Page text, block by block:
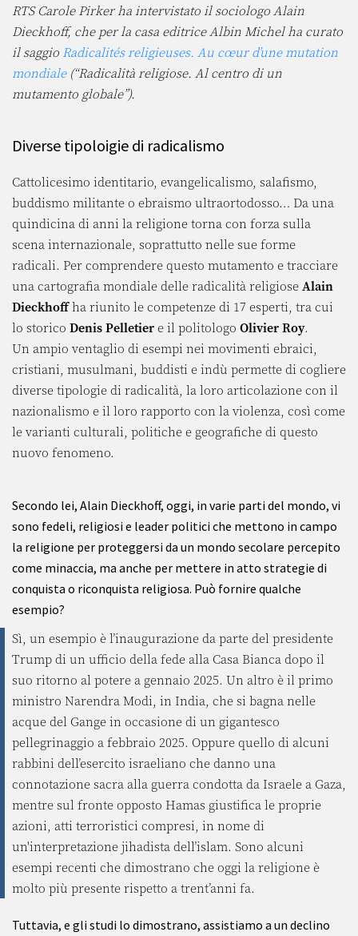
RTS Carole Pirker ha intervistato il sociologo Alain
Dieckhoff, che per la casa editrice Albin Michel ha curato
il saggio Radicalités religieuses. Au cœur d’une mutation
mondiale(“Radicalità religiose. Al centro di un
mutamento globale”).
Diverse tipoloigie di radicalismo
Cattolicesimo identitario, evangelicalismo, salafismo,
buddismo militante o ebraismo ultraortodosso… Da una
quindicina di anni la religione torna con forza sulla
scena internazionale, soprattutto nelle sue forme
radicali. Per comprendere questo mutamento e tracciare
una cartografia mondiale delle radicalità religioseAlain
Dieckhoffha riunito le competenze di 17 esperti, tra cui
lo storico Denis Pelletiere il politologo Olivier Roy.
Un ampio ventaglio di esempi nei movimenti ebraici,
cristiani, musulmani, buddisti e indù permette di cogliere
diverse tipologie di radicalità, la loro articolazione con il
nazionalismo e il loro rapporto con la violenza, così come
le varianti culturali, politiche e geografiche di questo
nuovo fenomeno.
Secondo lei, Alain Dieckhoff, oggi, in varie parti del mondo, vi
sono fedeli, religiosi e leader politici che mettono in campo
la religione per proteggersi da un mondo secolare percepito
come minaccia, ma anche per mettere in atto strategie di
conquista o riconquista religiosa. Può fornire qualche
esempio?
Sì, un esempio è l’inaugurazione da parte del presidente
Trump di un ufficio della fede alla Casa Bianca dopo il
suo ritorno al potere a gennaio 2025. Un altro è il primo
ministro Narendra Modi, in India, che si bagna nelle
acque del Gange in occasione di un gigantesco
pellegrinaggio a febbraio 2025. Oppure quello di alcuni
rabbini dell’esercito israeliano che danno una
connotazione sacra alla guerra condotta da Israele a Gaza,
mentre sul fronte opposto Hamas giustifica le proprie
azioni, atti terroristici compresi, in nome di
un'interpretazione jihadista dell’islam. Sono alcuni
esempi recenti che dimostrano che oggi la religione è
molto più presente rispetto a trent’anni fa.
Tuttavia, e gli studi lo dimostrano, assistiamo a un declino